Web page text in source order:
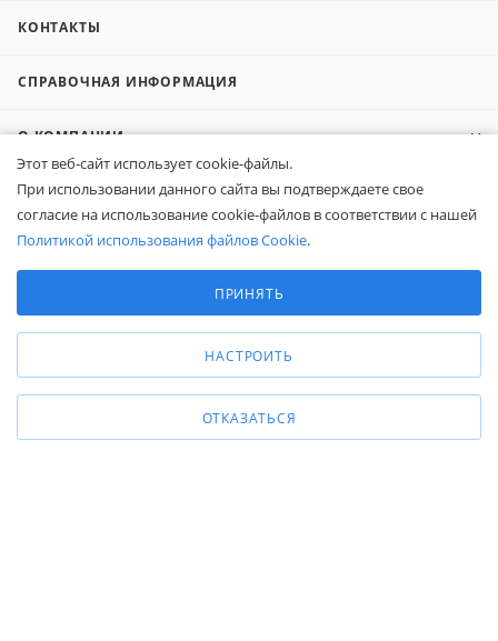
КОНТАКТЫ
СПРАВОЧНАЯ ИНФОРМАЦИЯ
О КОМПАНИИ
КОМПАНИЯМ
ПОКУПАТЕЛЯМ
zakaz@belapex.ru
г. Москва, ул. Промышленная, д. 11
Этот веб-сайт использует cookie-файлы.
При использовании данного сайта вы подтверждаете свое
согласие на использование cookie-файлов в соответствии с нашей
Политикой использования файлов Cookie.
Аналитические/Функциональные
ПРИНЯТЬ
НАСТРОИТЬ
ОТКАЗАТЬСЯ